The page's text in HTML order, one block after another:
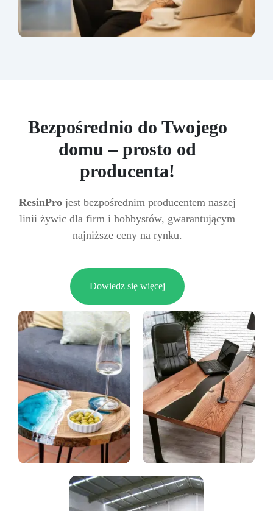
Bezpośrednio do Twojego
domu – prosto od
producenta!
ResinPro jest bezpośrednim producentem naszej
linii żywic dla firm i hobbystów, gwarantującym
najniższe ceny na rynku.
Dowiedz się więcej